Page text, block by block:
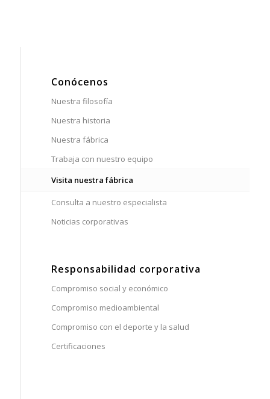
Conócenos
Nuestra filosofía
Nuestra historia
Nuestra fábrica
Trabaja con nuestro equipo
Visita nuestra fábrica
Consulta a nuestro especialista
Noticias corporativas
Responsabilidad corporativa
Compromiso social y económico
Compromiso medioambiental
Compromiso con el deporte y la salud
Certificaciones